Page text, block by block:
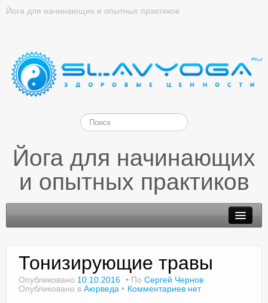
Йога для начинающих и опытных практиков
Йога для начинающих
и опытных практиков
Тонизирующие травы
Опубликовано 10.10.2016 По Сергей Чернов
Опубликовано в Аюрведа Комментариев нет